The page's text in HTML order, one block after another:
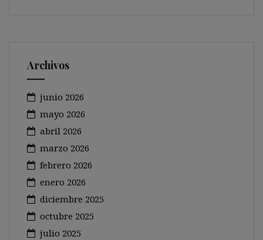
Archivos
junio 2026
mayo 2026
abril 2026
marzo 2026
febrero 2026
enero 2026
diciembre 2025
octubre 2025
julio 2025